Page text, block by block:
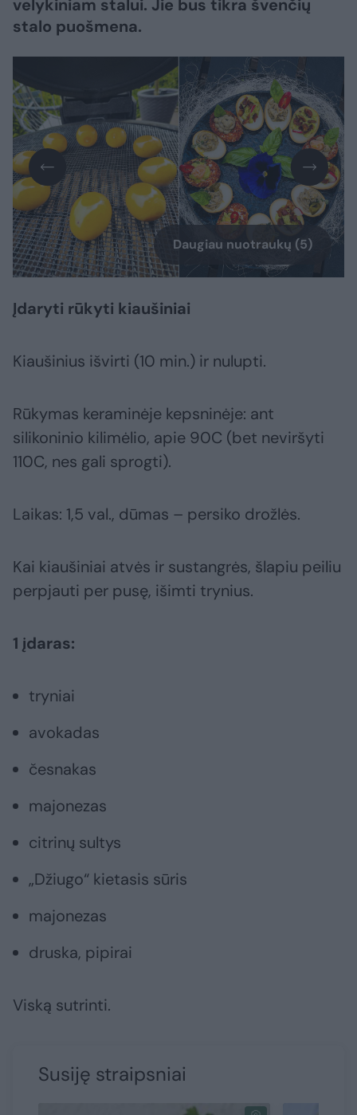
velykiniam stalui. Jie bus tikra švenčių
stalo puošmena.
Daugiau nuotraukų (5)
Įdaryti rūkyti kiaušiniai
Kiaušinius išvirti (10 min.) ir nulupti.
Rūkymas keraminėje kepsninėje: ant
silikoninio kilimėlio, apie 90C (bet neviršyti
110C, nes gali sprogti).
Laikas: 1,5 val., dūmas – persiko drožlės.
Kai kiaušiniai atvės ir sustangrės, šlapiu peiliu
perpjauti per pusę, išimti trynius.
1 įdaras:
tryniai
avokadas
česnakas
majonezas
citrinų sultys
„Džiugo“ kietasis sūris
majonezas
druska, pipirai
Viską sutrinti.
Susiję straipsniai